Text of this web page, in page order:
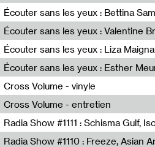
Écouter sans les yeux : Bettina
Bettina Samson
Écouter sans les yeux : Valentine
Valentine Branca
Liza Maignan,Elodie Lecat
Esther Meunier Corfdyr
Cross Volume - vinyle
Cross Volume - entretien
Resonance